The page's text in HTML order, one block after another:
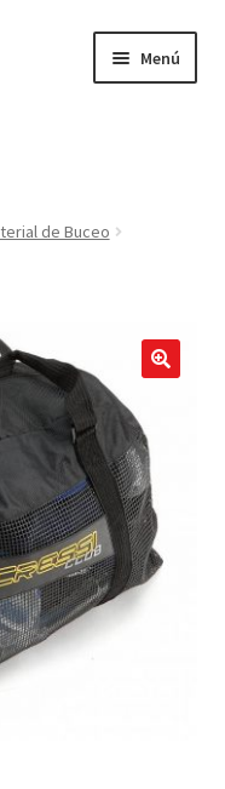
Menú
de Buceo